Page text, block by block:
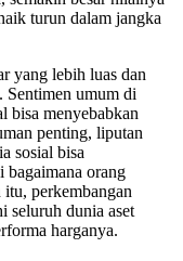
turun dalam jangka
yang lebih luas dan
Sentimen umum di
bisa menyebabkan
penting, liputan
sosial bisa
bagaimana orang
perkembangan
seluruh dunia aset
harganya.